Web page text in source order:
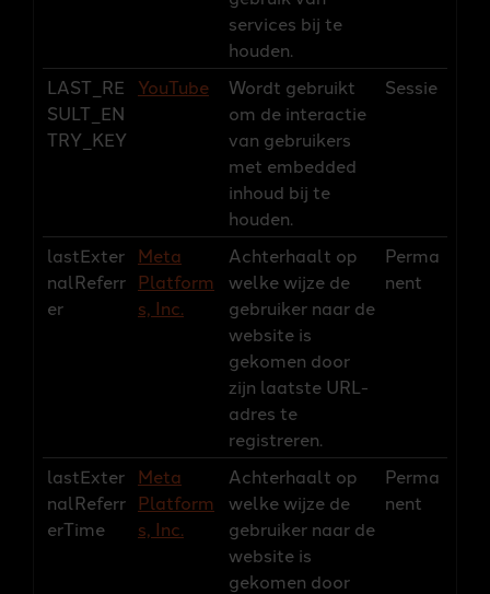
services bij te
houden.
LAST_RE
SULT_EN
TRY_KEY
YouTube
Wordt gebruikt
om de interactie
van gebruikers
met embedded
inhoud bij te
houden.
Sessie
lastExter
nalReferr
er
Meta
Platform
s, Inc.
Achterhaalt op
welke wijze de
gebruiker naar de
website is
gekomen door
zijn laatste URL-
adres te
registreren.
Perma
nent
lastExter
nalReferr
erTime
Meta
Platform
s, Inc.
Achterhaalt op
welke wijze de
gebruiker naar de
website is
gekomen door
Perma
nent